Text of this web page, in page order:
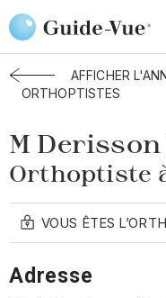
Aller au contenu
Accueil Annuaire des
AFFICHER
ORTHOPTISTES
M
Orthoptiste à
VOUS ÊTES
Adresse